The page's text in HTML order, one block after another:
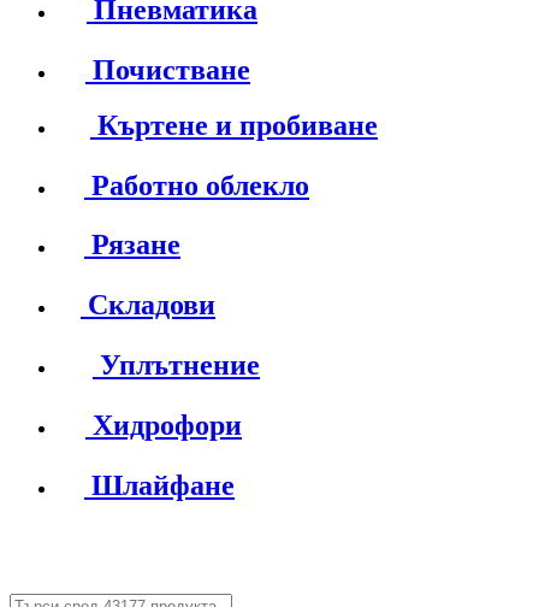
Пневматика
Почистване
Къртене и пробиване
Работно облекло
Рязане
Складови
Уплътнение
Хидрофори
Шлайфане